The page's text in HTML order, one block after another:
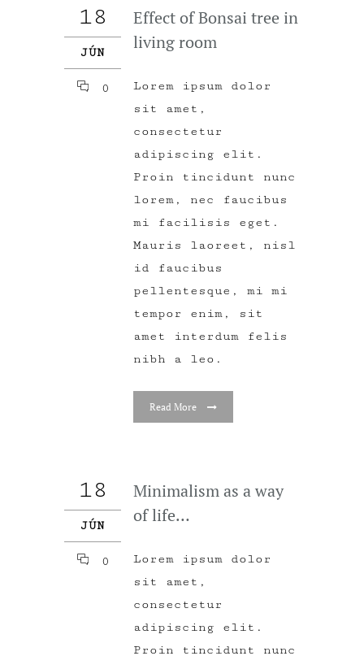
18
JÚN
0
Effect of Bonsai tree in
living room
Lorem ipsum dolor
sit amet,
consectetur
adipiscing elit.
Proin tincidunt nunc
lorem, nec faucibus
mi facilisis eget.
Mauris laoreet, nisl
id faucibus
pellentesque, mi mi
tempor enim, sit
amet interdum felis
nibh a leo.
Read More
18
JÚN
0
Minimalism as a way
of life…
Lorem ipsum dolor
sit amet,
consectetur
adipiscing elit.
Proin tincidunt nunc